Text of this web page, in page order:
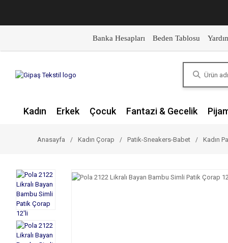
Banka Hesapları Beden Tablosu
Kadın Erkek Çocuk Fantazi & Gecelik
Anasayfa Kadın Çorap Patik-Sneakers-Babet Kadın